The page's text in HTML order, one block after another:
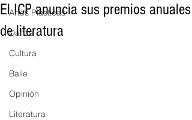
Artes Plásticas
Danza
Cultura
Baile
Opinión
Literatura
El ICP anuncia sus premios anuales
de literatura